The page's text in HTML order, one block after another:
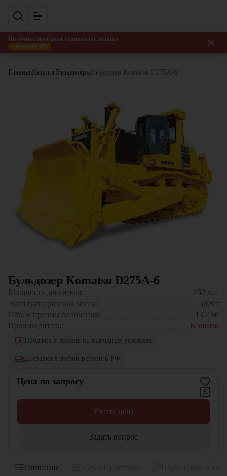
Получите выгодные условия по лизингу
с авансом 0%
Главная Каталог Бульдозеры Бульдозер Komatsu D275A-6
Бульдозер Komatsu D275A-6
Мощность двигателя: 452 л.с.
Эксплуатационная масса:
50.8 т
Объем призмы волочения:
13.7 м³
Производитель:
Komatsu
Продажа в лизинг на выгодных условиях
Доставка в любой регион в РФ
Цена по запросу
Узнать цену
Задать вопрос
Описание